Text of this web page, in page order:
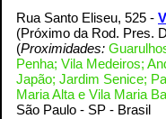
Rua Santo Eliseu, 525 -
(Próximo da Rod. Pres.
(Proximidades:
Penha; Vila Medeiros;
Japão; Jardim Senice;
Maria Alta e Vila Maria
São Paulo - SP - Brasil